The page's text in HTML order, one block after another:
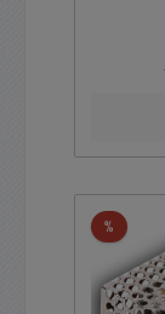
%Rabatt